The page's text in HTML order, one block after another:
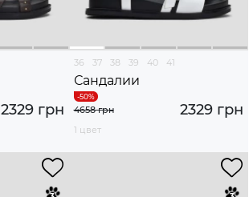
2329 грн
36 37 38 39 40 41
Сандалии
2329 грн
4658 грн
1 цвет